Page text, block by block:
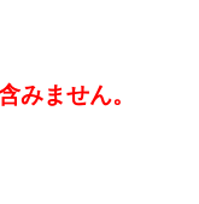
みません。